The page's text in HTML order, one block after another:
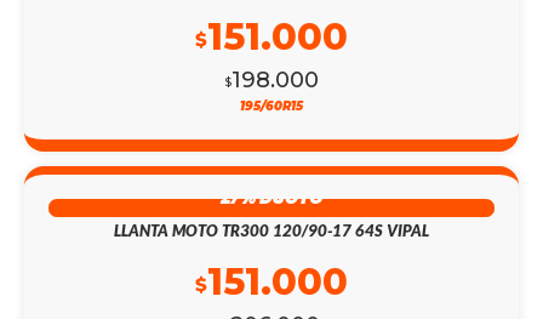
$198.000
$151.000
195/60R15
27% DSCTO
LLANTA MOTO TR300 120/90-17 64S VIPAL
$151.000